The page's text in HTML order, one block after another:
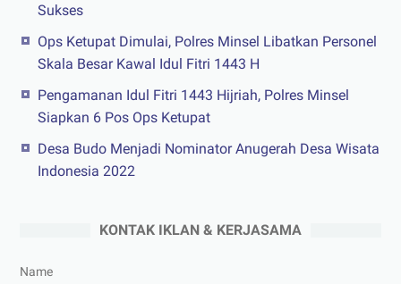
Sukses
Ops Ketupat Dimulai, Polres Minsel Libatkan Personel
Skala Besar Kawal Idul Fitri 1443 H
Pengamanan Idul Fitri 1443 Hijriah, Polres Minsel
Siapkan 6 Pos Ops Ketupat
Desa Budo Menjadi Nominator Anugerah Desa Wisata
Indonesia 2022
KONTAK IKLAN & KERJASAMA
Name